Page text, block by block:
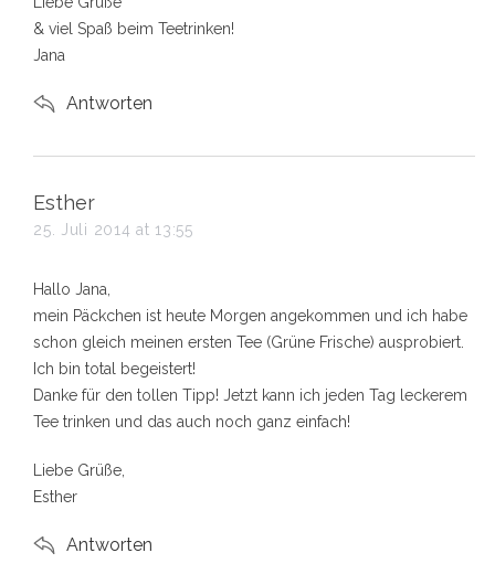
& viel Spaß beim Teetrinken!
Jana
Antworten
s
a
s
:
Esther
25. Juli 2014 at 13:55
Hallo Jana,
mein Päckchen ist heute Morgen angekommen und ich habe
schon gleich meinen ersten Tee (Grüne Frische) ausprobiert.
Ich bin total begeistert!
Danke für den tollen Tipp! Jetzt kann ich jeden Tag leckerem
Tee trinken und das auch noch ganz einfach!
Liebe Grüße,
Esther
Antworten
r